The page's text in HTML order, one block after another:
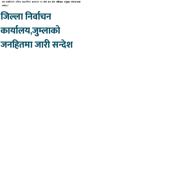
जिल्ला निर्वाचन
कार्यालय,जुम्लाको
जनहितमा जारी सन्देश